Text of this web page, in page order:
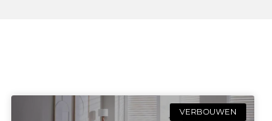
VERBOUWEN